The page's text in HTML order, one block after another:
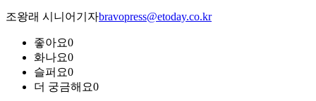
조왕래 시니어기자bravopress@etoday.co.kr
좋아요0
화나요0
슬퍼요0
더 궁금해요0